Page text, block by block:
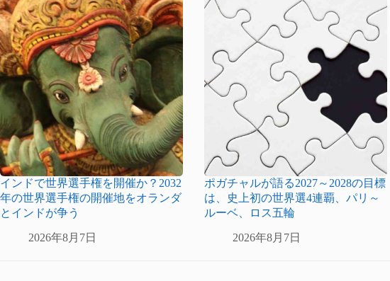
インドで世界選手権を開催か？2032
年の世界選手権の開催地をオランダ
とインドが争う
2026年8月7日
ポガチャルが語る2027～2028の目標
は、史上初の世界選4連覇、パリ～
ルーベ、ロス五輪
2026年8月7日